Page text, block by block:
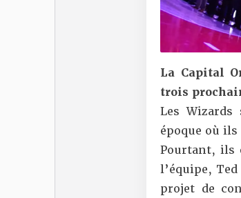
La Capital
trois
Les
époque où
Pourtant, ils
l’équipe,
projet de